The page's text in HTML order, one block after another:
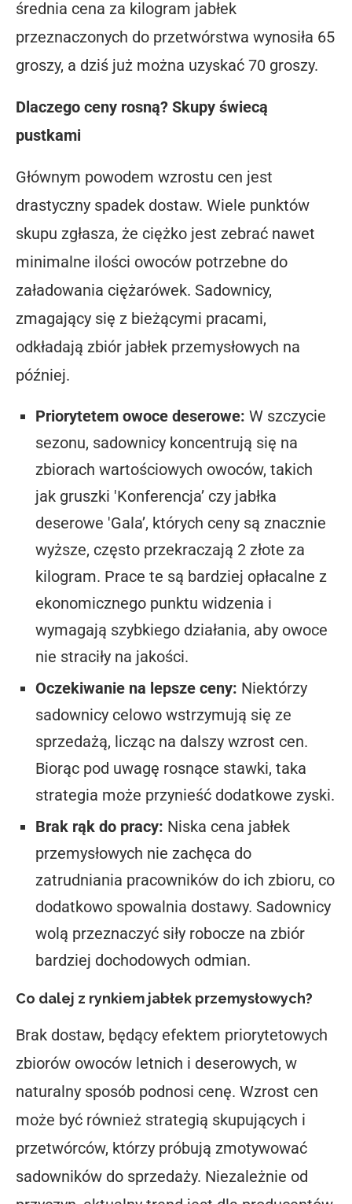
średnia cena za kilogram jabłek
przeznaczonych do przetwórstwa wynosiła 65
groszy, a dziś już można uzyskać 70 groszy.
Dlaczego ceny rosną? Skupy świecą
pustkami
Głównym powodem wzrostu cen jest
drastyczny spadek dostaw. Wiele punktów
skupu zgłasza, że ciężko jest zebrać nawet
minimalne ilości owoców potrzebne do
załadowania ciężarówek. Sadownicy,
zmagający się z bieżącymi pracami,
odkładają zbiór jabłek przemysłowych na
później.
Priorytetem owoce deserowe: W szczycie
sezonu, sadownicy koncentrują się na
zbiorach wartościowych owoców, takich
jak gruszki 'Konferencja’ czy jabłka
deserowe 'Gala’, których ceny są znacznie
wyższe, często przekraczają 2 złote za
kilogram. Prace te są bardziej opłacalne z
ekonomicznego punktu widzenia i
wymagają szybkiego działania, aby owoce
nie straciły na jakości.
Oczekiwanie na lepsze ceny: Niektórzy
sadownicy celowo wstrzymują się ze
sprzedażą, licząc na dalszy wzrost cen.
Biorąc pod uwagę rosnące stawki, taka
strategia może przynieść dodatkowe zyski.
Brak rąk do pracy: Niska cena jabłek
przemysłowych nie zachęca do
zatrudniania pracowników do ich zbioru, co
dodatkowo spowalnia dostawy. Sadownicy
wolą przeznaczyć siły robocze na zbiór
bardziej dochodowych odmian.
Co dalej z rynkiem jabłek przemysłowych?
Brak dostaw, będący efektem priorytetowych
zbiorów owoców letnich i deserowych, w
naturalny sposób podnosi cenę. Wzrost cen
może być również strategią skupujących i
przetwórców, którzy próbują zmotywować
sadowników do sprzedaży. Niezależnie od